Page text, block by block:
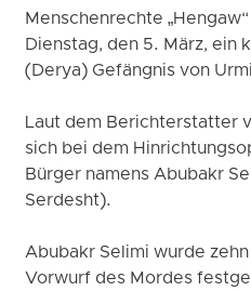
Menschenrechte
Dienstag, den 5. März, ein
(Derya) Gefängnis von
Laut dem Berichterstatter
sich bei dem
Bürger namens Abubakr
Serdesht).
Abubakr Selimi wurde
Vorwurf des Mordes